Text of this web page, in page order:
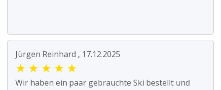
Jürgen Reinhard , 17.12.2025
★ ★ ★ ★ ★
Wir haben ein paar gebrauchte Ski bestellt und